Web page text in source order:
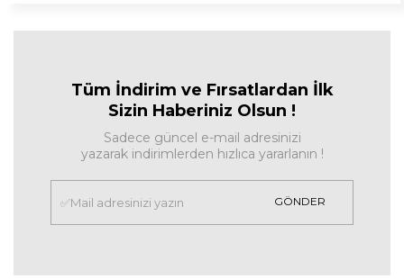
Tüm İndirim ve Fırsatlardan İlk
Sizin Haberiniz Olsun !
Sadece güncel e-mail adresinizi
yazarak indirimlerden hızlıca yararlanın !
GÖNDER